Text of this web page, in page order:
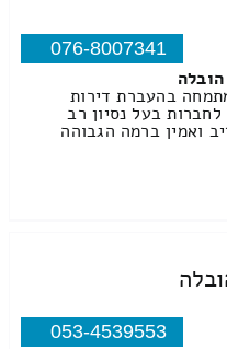
076-8007341
בהעברת דירות
בעל נסיון רב
ואמין ברמה הגבוהה
053-4539553